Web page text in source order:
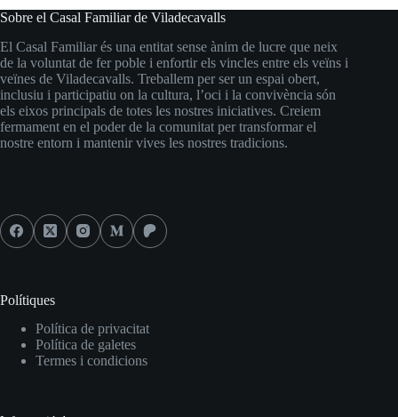
Sobre el Casal Familiar de Viladecavalls
El Casal Familiar és una entitat sense ànim de lucre que neix
de la voluntat de fer poble i enfortir els vincles entre els veïns i
veïnes de Viladecavalls. Treballem per ser un espai obert,
inclusiu i participatiu on la cultura, l’oci i la convivència són
els eixos principals de totes les nostres iniciatives. Creiem
fermament en el poder de la comunitat per transformar el
nostre entorn i mantenir vives les nostres tradicions.
Polítiques
Política de privacitat
Política de galetes
Termes i condicions